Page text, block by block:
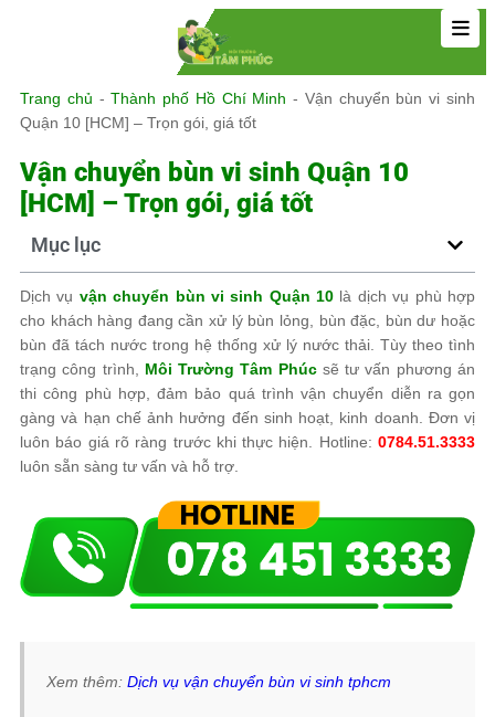
Trang chủ -Thành phố Hồ Chí Minh - Vận chuyển bùn vi sinh
Quận 10 [HCM] – Trọn gói, giá tốt
Vận chuyển bùn vi sinh Quận 10
[HCM] – Trọn gói, giá tốt
Mục lục
Dịch vụ vận chuyển bùn vi sinh Quận 10 là dịch vụ phù hợp
cho khách hàng đang cần xử lý bùn lỏng, bùn đặc, bùn dư hoặc
bùn đã tách nước trong hệ thống xử lý nước thải. Tùy theo tình
trạng công trình, Môi Trường Tâm Phúcsẽ tư vấn phương án
thi công phù hợp, đảm bảo quá trình vận chuyển diễn ra gọn
gàng và hạn chế ảnh hưởng đến sinh hoạt, kinh doanh. Đơn vị
luôn báo giá rõ ràng trước khi thực hiện. Hotline: 0784.51.3333
luôn sẵn sàng tư vấn và hỗ trợ.
Xem thêm: Dịch vụ vận chuyển bùn vi sinh tphcm